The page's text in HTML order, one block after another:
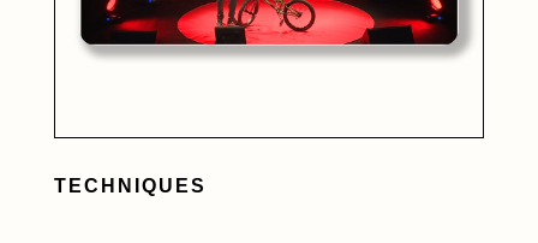
TECHNIQUES